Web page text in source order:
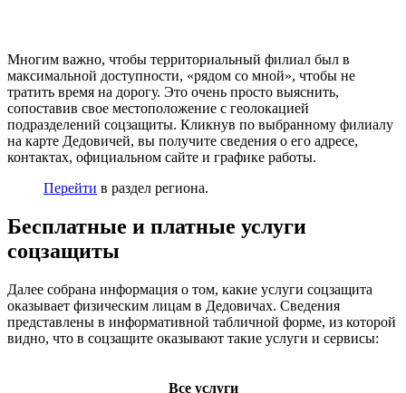
Многим важно, чтобы территориальный филиал был в
максимальной доступности, «рядом со мной», чтобы не
тратить время на дорогу. Это очень просто выяснить,
сопоставив свое местоположение с геолокацией
подразделений соцзащиты. Кликнув по выбранному филиалу
на карте Дедовичей, вы получите сведения о его адресе,
контактах, официальном сайте и графике работы.
Перейти в раздел региона.
Бесплатные и платные услуги
соцзащиты
Далее собрана информация о том, какие услуги соцзащита
оказывает физическим лицам в Дедовичах. Сведения
представлены в информативной табличной форме, из которой
видно, что в соцзащите оказывают такие услуги и сервисы:
Все услуги